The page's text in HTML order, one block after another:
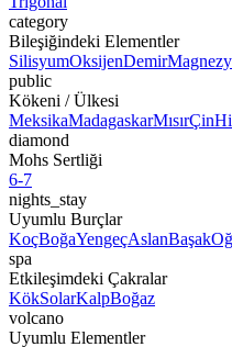
category
Bileşiğindeki Elementler
SilisyumOksijenDemir
public
Kökeni / Ülkesi
MeksikaMadagaskarMısırÇin
diamond
Mohs Sertliği
6-7
nights_stay
Uyumlu Burçlar
KoçBoğaYengeçAslanBaşak
spa
Etkileşimdeki Çakralar
KökSolarKalpBoğaz
volcano
Uyumlu Elementler